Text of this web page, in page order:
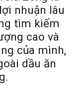
nhuận lâu
tìm kiếm
cao và
của mình,
dầu ăn